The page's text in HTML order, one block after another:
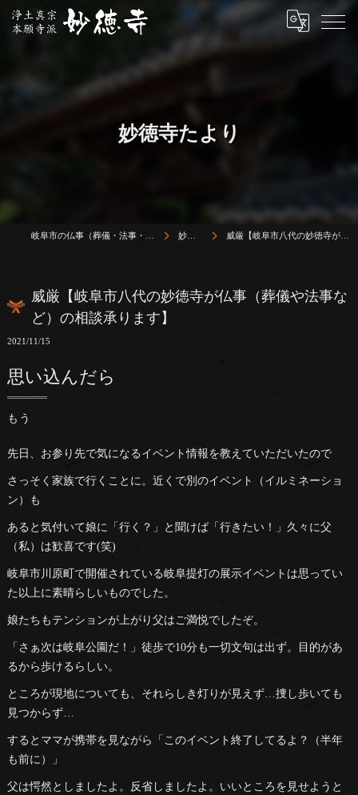
妙徳寺たより
妙徳寺たより 威厳【岐阜市八代の妙徳寺が仏事（葬儀や法事など）の相談承ります】
威厳【岐阜市八代の妙徳寺が仏事（葬儀や法事な
ど）の相談承ります】
2021/11/15
もう
思い込んだら
先日、お参り先で気になるイベント情報を教えていただいたので
さっそく家族で行くことに。近くで別のイベント（イルミネーショ
ン）も
あると気付いて娘に「行く？」と聞けば「行きたい！」久々に父
（私）は歓喜です(笑)
岐阜市川原町で開催されている岐阜提灯の展示イベントは思ってい
た以上に素晴らしいものでした。
娘たちもテンションが上がり父はご満悦でしたぞ。
「さぁ次は岐阜公園だ！」徒歩で10分も一切文句は出ず。目的があ
るから歩けるらしい。
ところが現地についても、それらしき灯りが見えず…捜し歩いても
見つからず…
するとママが携帯を見ながら「このイベント終了してるよ？（半年
も前に）」
父は愕然としましたよ。反省しましたよ。いいところを見せようと